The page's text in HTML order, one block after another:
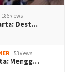
186 views
Dest…
53 views
Mengg…